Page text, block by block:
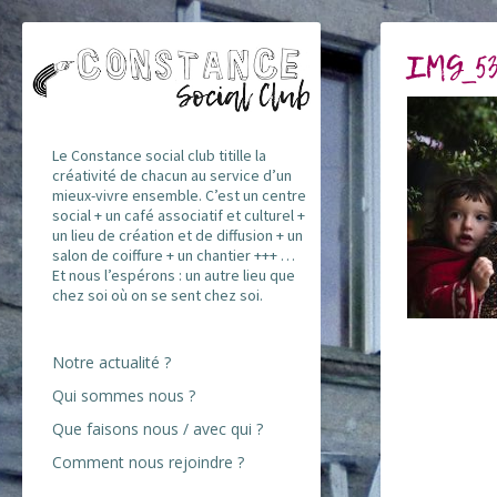
Le Constance social club titille la
créativité de chacun au service d’un
mieux-vivre ensemble. C’est un centre
social + un café associatif et culturel +
un lieu de création et de diffusion + un
salon de coiffure + un chantier +++ …
Et nous l’espérons : un autre lieu que
chez soi où on se sent chez soi.
Notre actualité ?
Qui sommes nous ?
Que faisons nous / avec qui ?
Comment nous rejoindre ?